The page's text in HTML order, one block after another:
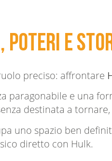
poteri e
preciso: affrontare
paragonabile e una
destinata a
uno spazio ben
diretto con Hulk.